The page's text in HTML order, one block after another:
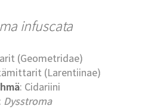
infuscata
(Geometridae)
(Larentiinae)
: Cidariini
: Dysstroma